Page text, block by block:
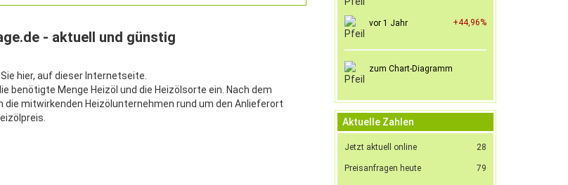
- aktuell und günstig
hier, auf dieser Internetseite.
benötigte Menge Heizöl und die Heizölsorte ein. Nach dem
mitwirkenden Heizölunternehmen rund um den Anlieferort
vor 1 Jahr +44,96%
zum Chart-Diagramm
Aktuelle Zahlen
Jetzt aktuell online 28
Preisanfragen heute 79